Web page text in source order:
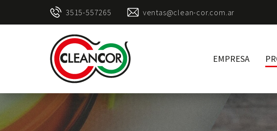
Clean
Cor
EMPRESA
3515-557265 ventas@clean-cor.com.ar